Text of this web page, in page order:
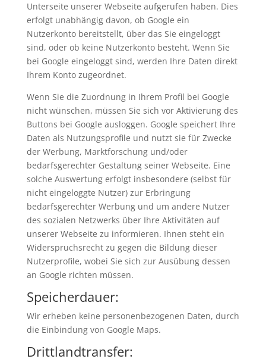
Unterseite unserer Webseite aufgerufen haben. Dies
erfolgt unabhängig davon, ob Google ein
Nutzerkonto bereitstellt, über das Sie eingeloggt
sind, oder ob keine Nutzerkonto besteht. Wenn Sie
bei Google eingeloggt sind, werden Ihre Daten direkt
Ihrem Konto zugeordnet.
Wenn Sie die Zuordnung in Ihrem Profil bei Google
nicht wünschen, müssen Sie sich vor Aktivierung des
Buttons bei Google ausloggen. Google speichert Ihre
Daten als Nutzungsprofile und nutzt sie für Zwecke
der Werbung, Marktforschung und/oder
bedarfsgerechter Gestaltung seiner Webseite. Eine
solche Auswertung erfolgt insbesondere (selbst für
nicht eingeloggte Nutzer) zur Erbringung
bedarfsgerechter Werbung und um andere Nutzer
des sozialen Netzwerks über Ihre Aktivitäten auf
unserer Webseite zu informieren. Ihnen steht ein
Widerspruchsrecht zu gegen die Bildung dieser
Nutzerprofile, wobei Sie sich zur Ausübung dessen
an Google richten müssen.
Speicherdauer:
Wir erheben keine personenbezogenen Daten, durch
die Einbindung von Google Maps.
Drittlandtransfer: